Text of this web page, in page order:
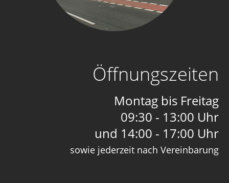
Öffnungszeiten
Montag bis Freitag
09:30 - 13:00 Uhr
und 14:00 - 17:00 Uhr
sowie jederzeit nach Vereinbarung